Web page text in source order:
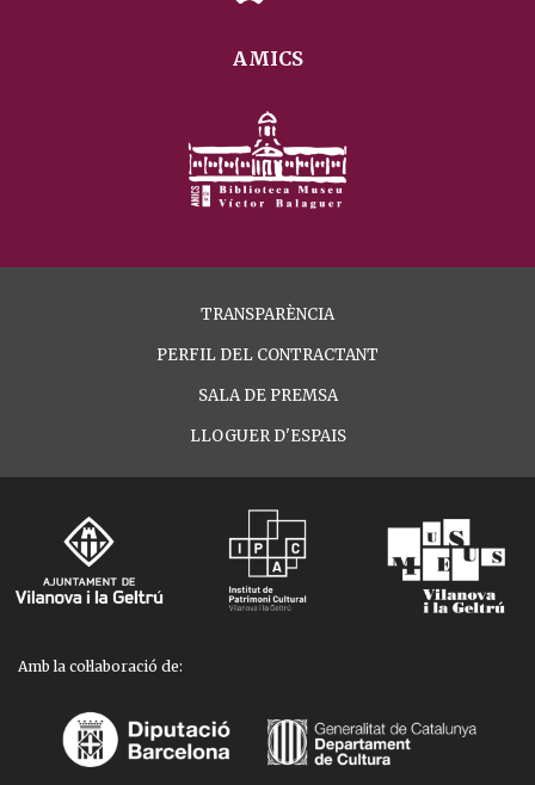
AMICS
TRANSPARÈNCIA
PERFIL DEL CONTRACTANT
SALA DE PREMSA
LLOGUER D'ESPAIS
Amb la col·laboració de: